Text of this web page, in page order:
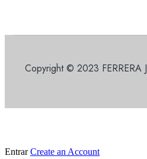
Copyright © 2023 FERRERA
Entrar Create an Account